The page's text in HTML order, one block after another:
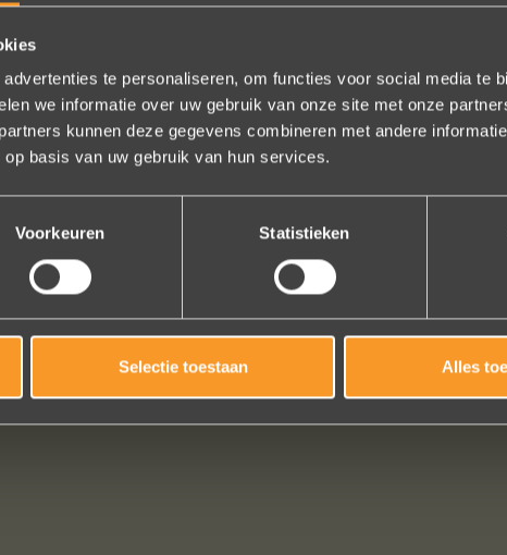
te personaliseren, om functies voor social media te
we informatie over uw gebruik van onze site met onze
kunnen deze gegevens combineren met andere
basis van uw gebruik van hun services.
Voorkeuren Statistieken
Selectie toestaan Alles
de ringen zijn prachtig afgewerkt, perfecte kwaliteit. We zijn liefdevol
op tijd klaar. Kan niet anders zeggen dan AANRADER op elk vlak!
Ennio Drost
Bekijk al onze reviews